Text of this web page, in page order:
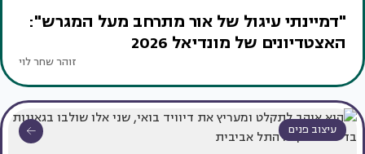
"דמיינתי עיגול של אור מתרחב מעל המגרש":
האצטדיונים של מונדיאל 2026
זוהר שחר לוי
עיצוב פנים